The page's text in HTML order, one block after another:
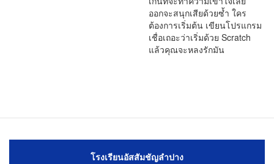
ออกจะสนุกเสียด้วยซ้ำ ใคร
ต้องการเริ่มต้น เขียนโปรแกรม
เชื่อเถอะว่าเริ่มด้วย Scratch
แล้วคุณจะหลงรักมัน
โรงเรียนอัสสัมชัญลำปาง